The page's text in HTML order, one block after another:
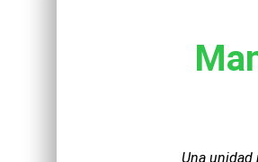
Una unidad